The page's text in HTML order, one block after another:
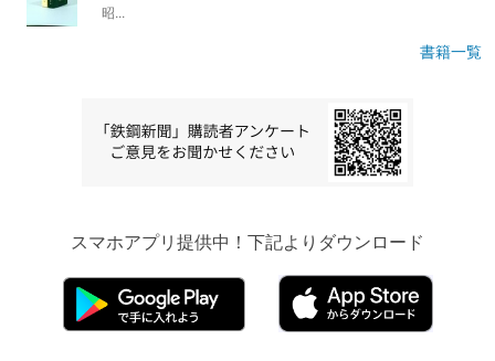
昭...
書籍一覧
スマホアプリ提供中！下記よりダウンロード